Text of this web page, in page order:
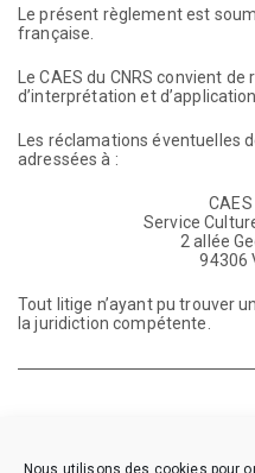
Nous utilisons des cookies pour
Le présent règlement est
française.
Le CAES du CNRS convient
d’interprétation et
Les réclamations éventuelles
adressées à :
Service
2 allée
94306
Tout litige n’ayant pu trouver
la juridiction compétente.